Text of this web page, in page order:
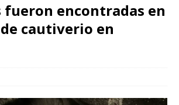
fueron encontradas en
cautiverio en